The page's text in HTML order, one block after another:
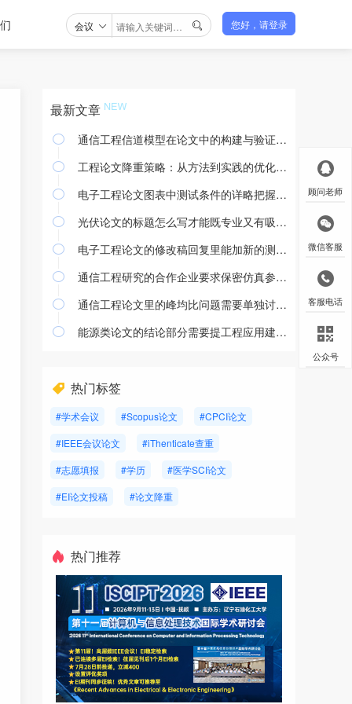
会议  您好，请登录
最新文章
 通信工程信道模型在论文中的构建与验证方法
 工程论文降重策略：从方法到实践的优化途径
 电子工程论文图表中测试条件的详略把握与撰写规范
 光伏论文的标题怎么写才能既专业又有吸引力
 电子工程论文的修改稿回复里能加新的测试结果吗
 通信工程研究的合作企业要求保密仿真参数怎么处理
 通信工程论文里的峰均比问题需要单独讨论吗
 能源类论文的结论部分需要提工程应用建议吗
热门标签
#学术会议 #Scopus论文
#CPCI论文
#IEEE会议论文
#iThenticate查重
#志愿填报
#学历
#医学SCI论文
#EI论文投稿
#论文降重
热门推荐
顾问老师
微信客服
客服电话
公众号